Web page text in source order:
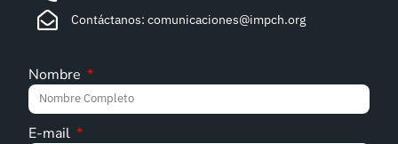
Contáctanos: comunicaciones@impch.org
Nombre
E-mail